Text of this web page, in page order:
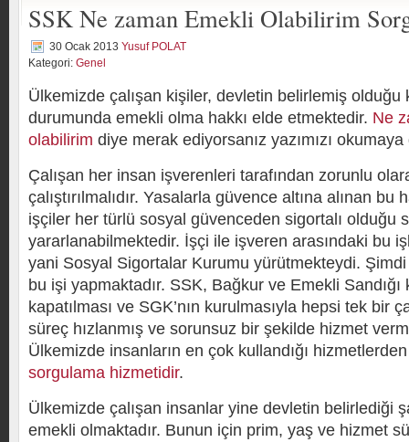
SSK Ne zaman Emekli Olabilirim
30 Ocak 2013 Yusuf POLAT
Kategori: Genel
Ülkemizde çalışan kişiler, devletin belirlemiş olduğu
durumunda emekli olma hakkı elde etmektedir. Ne
olabilirim diye merak ediyorsanız yazımızı
Çalışan her insan işverenleri tarafından zorunlu
çalıştırılmalıdır. Yasalarla güvence altına alınan bu
işçiler her türlü sosyal güvenceden sigortalı olduğu
yararlanabilmektedir. İşçi ile işveren arasındaki bu
yani Sosyal Sigortalar Kurumu yürütmekteydi.
bu işi yapmaktadır. SSK, Bağkur ve Emekli Sandığı
kapatılması ve SGK’nın kurulmasıyla hepsi tek bir
süreç hızlanmış ve sorunsuz bir şekilde hizmet
Ülkemizde insanların en çok kullandığı
sorgulama hizmetidir.
Ülkemizde çalışan insanlar yine devletin belirlediği
emekli olmaktadır. Bunun için prim, yaş ve hizmet